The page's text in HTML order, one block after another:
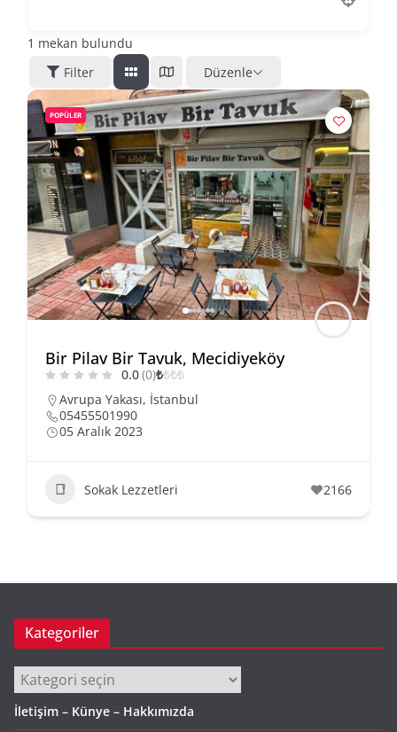
1 mekan bulundu
Filter
Düzenle
POPÜLER
Bir Pilav Bir Tavuk, Mecidiyeköy
0.0(0)₺₺₺₺
Avrupa Yakası, İstanbul
05455501990
05 Aralık 2023
Sokak Lezzetleri 2166
Kategoriler
Kategoriler
İletişim – Künye – Hakkımızda